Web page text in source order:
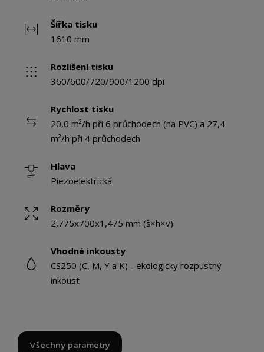
Šířka tisku
1610 mm
Rozlišení tisku
360/600/720/900/1200 dpi
Rychlost tisku
20,0 m²/h při 6 průchodech (na PVC) a 27,4
m²/h při 4 průchodech
Hlava
Piezoelektrická
Rozměry
2,775x700x1,475 mm (š×h×v)
Vhodné inkousty
CS250 (C, M, Y a K) - ekologicky rozpustný
inkoust
Všechny parametry